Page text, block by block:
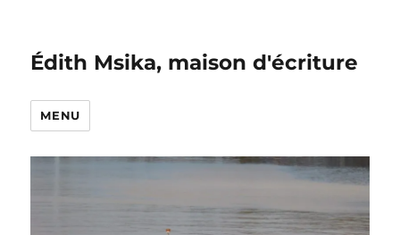
Édith Msika, maison d'écriture
MENU